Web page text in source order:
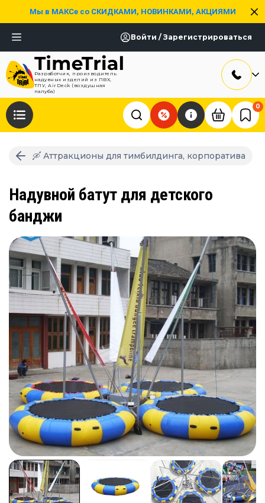
Мы в МАКСе со СКИДКАМИ, НОВИНКАМИ, АКЦИЯМИ
Войти / Зарегистрироваться
Разработчик, производитель
надувных изделий из ПВХ,
ТПУ, AirDeck (воздушная
палуба)
0
🛶 Аттракционы для тимбилдинга, корпоратива
Надувной батут для детского
банджи